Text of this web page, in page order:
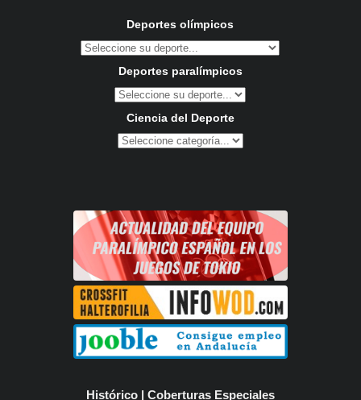
Deportes olímpicos
Deportes paralímpicos
Ciencia del Deporte
Histórico | Coberturas Especiales